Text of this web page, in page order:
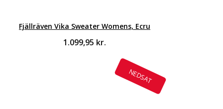
Fjällräven Vika Sweater Womens, Ecru
1.099,95 kr.
NEDSAT